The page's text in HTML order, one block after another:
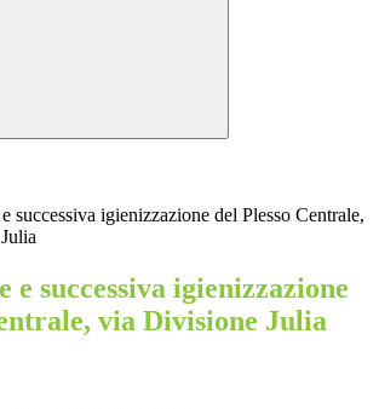
successiva igienizzazione del Plesso Centrale,
e successiva igienizzazione
via Divisione Julia